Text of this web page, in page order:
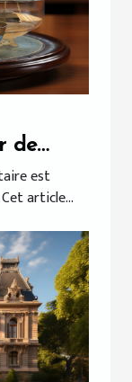
de
est
article...